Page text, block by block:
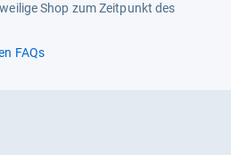
Nein
Shop zum Zeitpunkt des
FAQs